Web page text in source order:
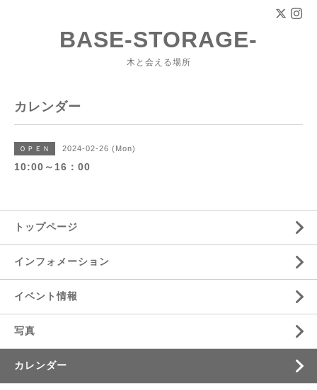
BASE-STORAGE-
木と会える場所
カレンダー
ＯＰＥＮ 2024-02-26 (Mon)
10:00～16：00
トップページ
インフォメーション
イベント情報
写真
カレンダー